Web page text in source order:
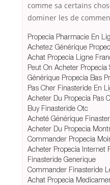
comme sa certains
dominer les de
Propecia Pharmacie En
Achetez Générique
Achat Propecia Ligne
Peut On Acheter
Générique Propecia Bas
Pas Cher Finasteride En
Acheter Du Propecia Pas
Buy Finasteride Otc
Acheté Générique
Acheter Du Propecia
Commander Propecia
Acheter Propecia Internet
Finasteride Generique
Commander Finasteride
Achat Propecia